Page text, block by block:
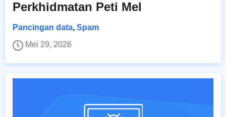
Perkhidmatan Peti Mel
Pancingan data, Spam
Mei 29, 2026